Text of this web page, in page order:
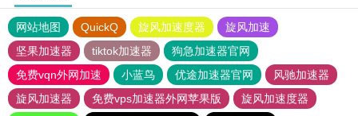
网站地图 QuickQ 旋风加速度器
旋风加速
坚果加速器
tiktok加速器
狗急加速器官网
免费vqn外网加速
小蓝鸟 优途加速器官网
风驰加速器
旋风加速器
免费vps加速器外网苹果版 旋风加速度器